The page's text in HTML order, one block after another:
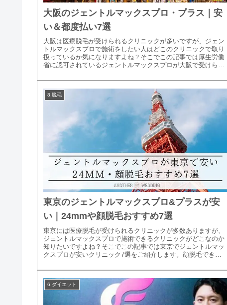
大阪のジェントルマックスプロ・プラス｜安
い＆都度払い7選
大阪は医療脱毛が受けられるクリニックが多いですが、ジェン
トルマックスプロで施術をしたい人はどこのクリニックで取り
扱っているか気になりますよね？そこでこの記事では厚生労働
省に認可されているジェントルマックスプロが大阪で受けられ
8.脱毛
東京のジェントルマックスプロ&プラスが安
い｜24mmや顔脱毛おすすめ7選
東京には医療脱毛が受けられるクリニックが多数ありますが、
ジェントルマックスプロで施術できるクリニックがどこなのか
知りたいですよね？そこでこの記事では東京でジェントルマッ
クスプロが安いクリニック7選をご紹介します。顔脱毛できる
6.ダイエット